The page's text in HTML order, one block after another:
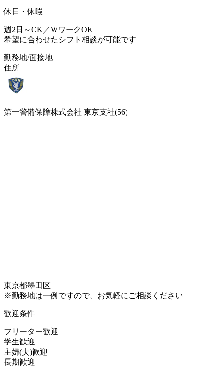
休日・休暇
週2日～OK／WワークOK
希望に合わせたシフト相談が可能です
勤務地/面接地
住所
第一警備保障株式会社 東京支社(56)
東京都墨田区
※勤務地は一例ですので、お気軽にご相談ください
歓迎条件
フリーター歓迎
学生歓迎
主婦(夫)歓迎
長期歓迎